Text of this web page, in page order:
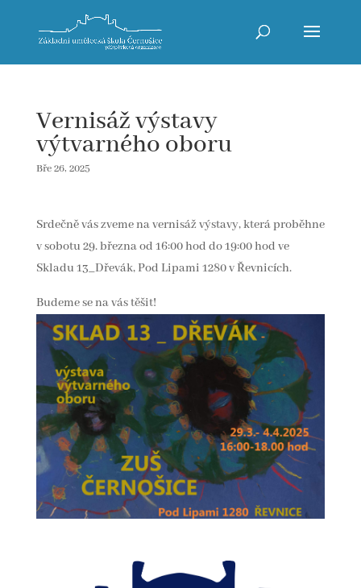
Vernisáž výstavy
výtvarného oboru
Bře 26, 2025
Srdečně vás zveme na vernisáž výstavy, která proběhne
v sobotu 29. března od 16:00 hod do 19:00 hod ve
Skladu 13_Dřevák, Pod Lipami 1280 v Řevnicích.
Budeme se na vás těšit!